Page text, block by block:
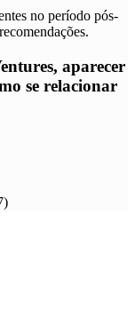
no período pós-
aparecer
se relacionar